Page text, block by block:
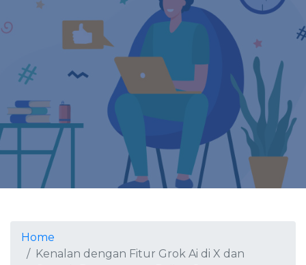
Home
Kenalan dengan Fitur Grok Ai di X dan